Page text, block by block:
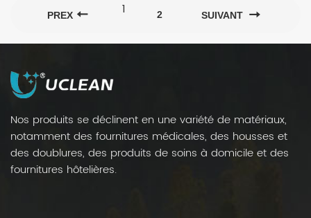
PREX 1 2 SUIVANT
Nos produits se déclinent en une variété de matériaux,
notamment des fournitures médicales, des housses et
des doublures, des produits de soins à domicile et des
fournitures hôtelières.